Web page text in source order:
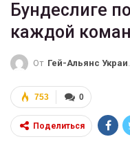
Бундеслиге
каждой
От Гей-Альянс Украина
0
753
Поделиться